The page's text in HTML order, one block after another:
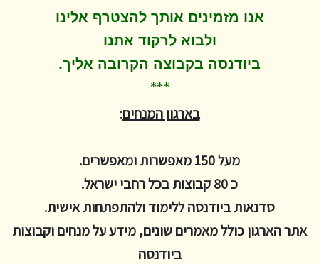
אנו מזמינים אותך להצטרף אלינו
ולבוא לרקוד אתנו
ביודנסה בקבוצה הקרובה אליך.
***
בארגון המנחים:
מעל 150 מאפשרות ומאפשרים.
כ 80 קבוצות בכל רחבי ישראל.
סדנאות ביודנסה ללימוד ולהתפתחות אישית.
אתר הארגון כולל מאמרים שונים, מידע על מנחים וקבוצות
ביודנסה